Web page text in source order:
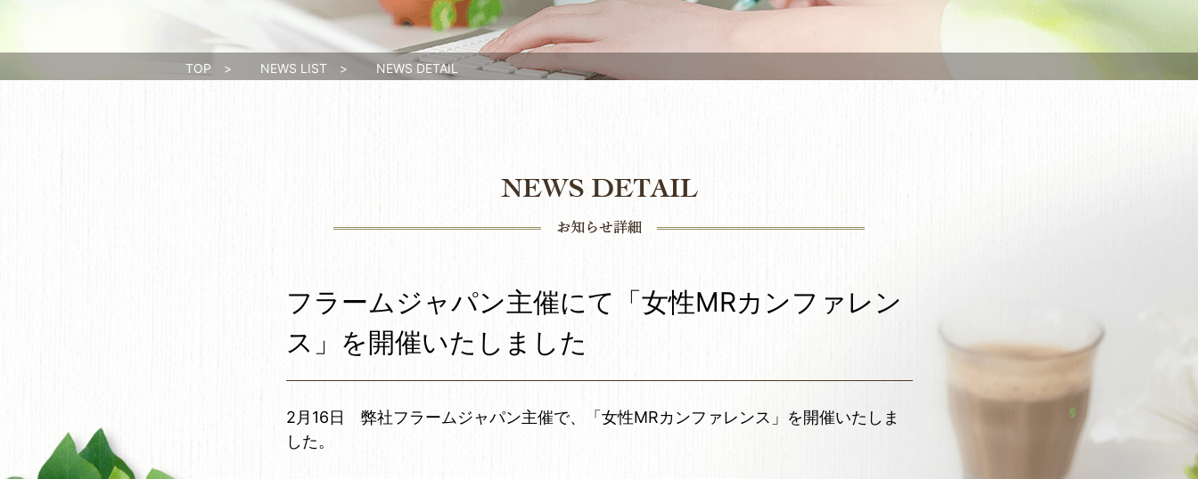
TOP > NEWS LIST > NEWS DETAIL
フラームジャパン主催にて「女性MRカンファレン
ス」を開催いたしました
2月16日 弊社フラームジャパン主催で、「女性MRカンファレンス」を開催いたしま
した。